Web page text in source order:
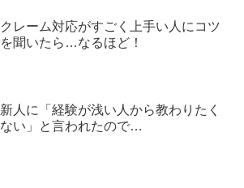
クレーム対応がすごく上手い人にコツ
を聞いたら…なるほど！
新人に「経験が浅い人から教わりたく
ない」と言われたので…